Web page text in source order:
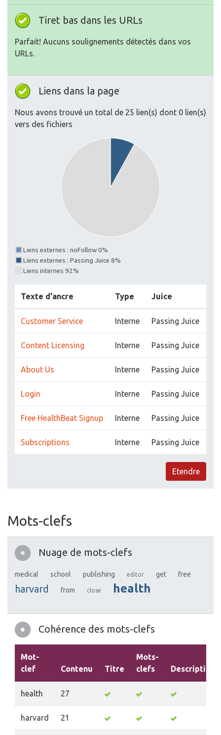
Tiret bas dans les URLs
Parfait! Aucuns soulignements détectés dans vos
URLs.
Liens dans la page
Nous avons trouvé un total de 25 lien(s) dont 0 lien(s)
vers des fichiers
Liens externes : noFollow 0%
Liens externes : Passing Juice 8%
Liens internes 92%
Texte d'ancre Type Juice
Customer Service Interne Passing Juice
Content Licensing Interne Passing Juice
About Us Interne Passing Juice
Login Interne Passing Juice
Free HealthBeat Signup Interne Passing Juice
Subscriptions Interne Passing Juice
Etendre
Mots-clefs
Nuage de mots-clefs
medical school publishing editor get free
harvard from close health
Cohérence des mots-clefs
Mot-
clef
Contenu Titre
Mots-
clefs
Description
health 27
harvard 21